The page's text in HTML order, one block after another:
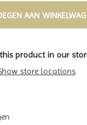
AAN
product in our
store locations